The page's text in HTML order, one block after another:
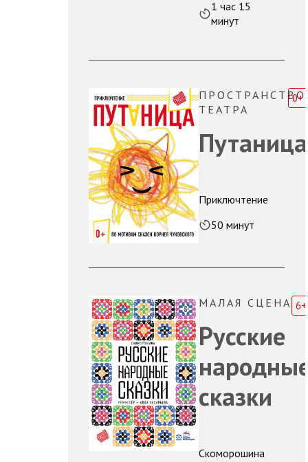
1 час 15
минут
ПРОСТРАНСТВО
ТЕАТРА
Путаница
Приключтение
0+
50 минут
МАЛАЯ СЦЕНА
Русские
сказки
Скоморошина
6+